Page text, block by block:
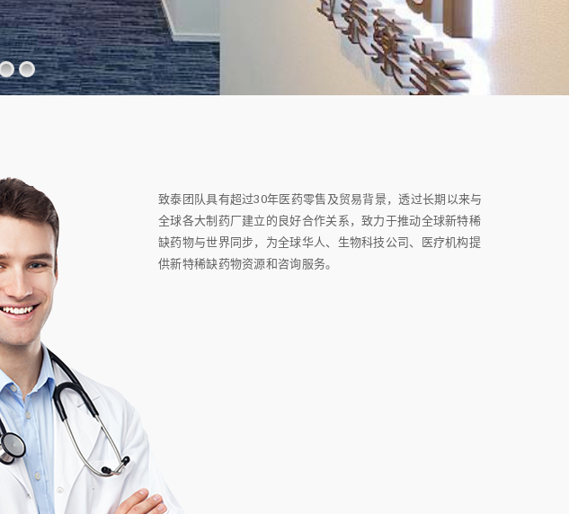
致泰团队具有超过30年医药零售及贸易背景，透过长期以来与
全球各大制药厂建立的良好合作关系，致力于推动全球新特稀
缺药物与世界同步，为全球华人、生物科技公司、医疗机构提
供新特稀缺药物资源和咨询服务。